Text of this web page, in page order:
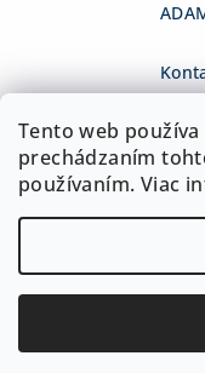
Tento web
prechádzaním
používaním. Viac